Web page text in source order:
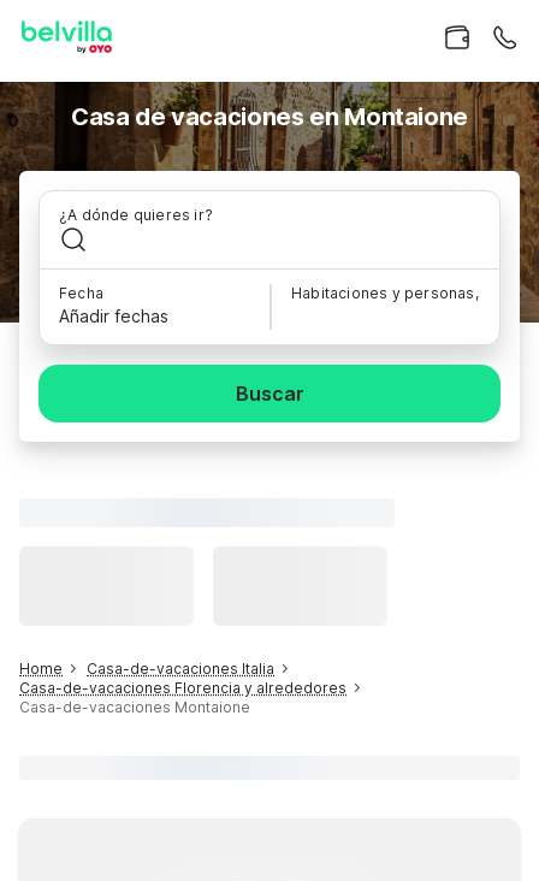
Casa de vacaciones en Montaione
¿A dónde quieres ir?
Fecha
Añadir fechas
Habitaciones y personas,
Buscar
Home
Casa-de-vacaciones Italia
Casa-de-vacaciones Florencia y alrededores
Casa-de-vacaciones Montaione